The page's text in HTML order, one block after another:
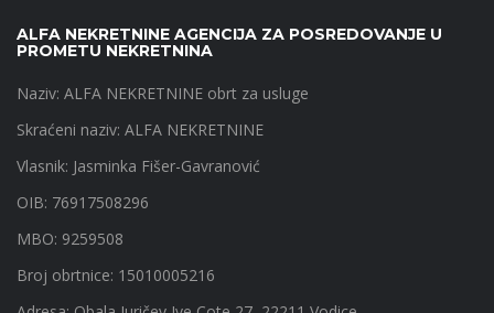
ALFA NEKRETNINE AGENCIJA ZA POSREDOVANJE U
PROMETU NEKRETNINA
Naziv: ALFA NEKRETNINE obrt za usluge
Skraćeni naziv: ALFA NEKRETNINE
Vlasnik: Jasminka Fišer-Gavranović
OIB: 76917508296
MBO: 9259508
Broj obrtnice: 15010005216